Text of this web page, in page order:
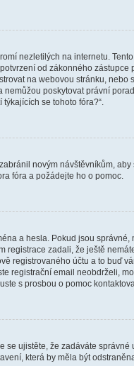
nezletilých na internetu.
od zákonného
na webovou stránku,
poskytovat právní
se tohoto fóra?“.
novým návštěvníkům,
fóra a požádejte ho o pomoc.
a hesla. Pokud jsou
registrace zadali, že ještě
registrovaného účtu a to buď
registrační email neobdrželi,
s prosbou o pomoc
se ujistěte, že zadáváte
která by měla být